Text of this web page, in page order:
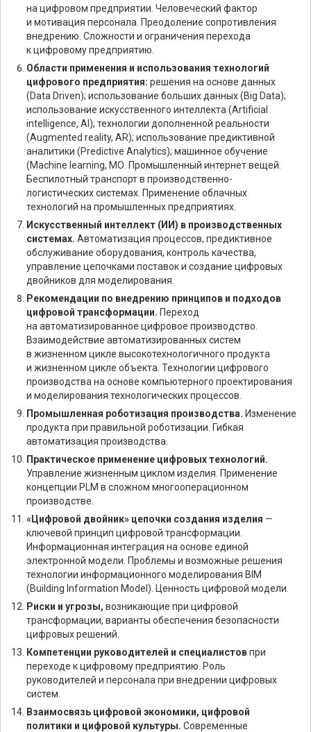
на цифровом предприятии. Человеческий фактор
и мотивация персонала. Преодоление сопротивления
внедрению. Сложности и ограничения перехода
к цифровому предприятию.
Области применения и использования технологий
цифрового предприятия: решения на основе данных
(Data Driven); использование больших данных (Big Data);
использование искусственного интеллекта (Artificial
intelligence, АI); технологии дополненной реальности
(Augmented reality, AR); использование предиктивной
аналитики (Predictive Analytics); машинное обучение
(Machine learning, МО. Промышленный интернет вещей.
Беспилотный транспорт в производственно-
логистических системах. Применение облачных
технологий на промышленных предприятиях.
Искусственный интеллект (ИИ) в производственных
системах. Автоматизация процессов, предиктивное
обслуживание оборудования, контроль качества,
управление цепочками поставок и создание цифровых
двойников для моделирования.
Рекомендации по внедрению принципов и подходов
цифровой трансформации. Переход
на автоматизированное цифровое производство.
Взаимодействие автоматизированных систем
в жизненном цикле высокотехнологичного продукта
и жизненном цикле объекта. Технологии цифрового
производства на основе компьютерного проектирования
и моделирования технологических процессов.
Промышленная роботизация производства. Изменение
продукта при правильной роботизации. Гибкая
автоматизация производства.
Практическое применение цифровых технологий.
Управление жизненным циклом изделия. Применение
концепции PLM в сложном многооперационном
производстве.
«Цифровой двойник» цепочки создания изделия —
ключевой принцип цифровой трансформации.
Информационная интеграция на основе единой
электронной модели. Проблемы и возможные решения
технологии информационного моделирования BIM
(Building Information Model). Ценность цифровой модели.
Риски и угрозы, возникающие при цифровой
трансформации, варианты обеспечения безопасности
цифровых решений.
Компетенции руководителей и специалистовпри
переходе к цифровому предприятию. Роль
руководителей и персонала при внедрении цифровых
систем.
Взаимосвязь цифровой экономики, цифровой
политики и цифровой культуры. Современные